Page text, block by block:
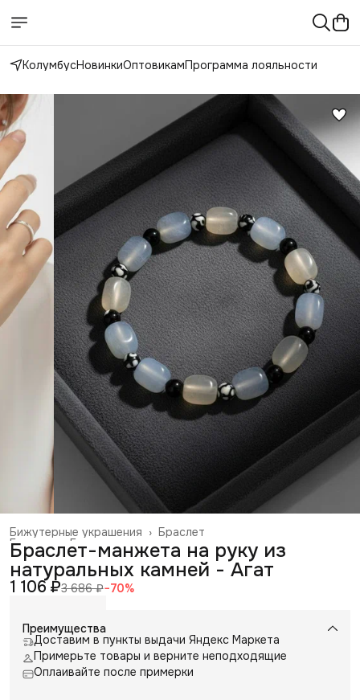
КолумбусНовинкиОптовикамПрограмма лояльности
Браслет
Бижутерные украшения ›
Галантерея и аксессуары ›
Главная ›
Браслет-манжета на руку из
натуральных камней - Агат
1 106 ₽3 686 ₽−70%
Преимущества
Доставим в пункты выдачи Яндекс Маркета
Примерьте товары и верните неподходящие
Оплаивайте после примерки